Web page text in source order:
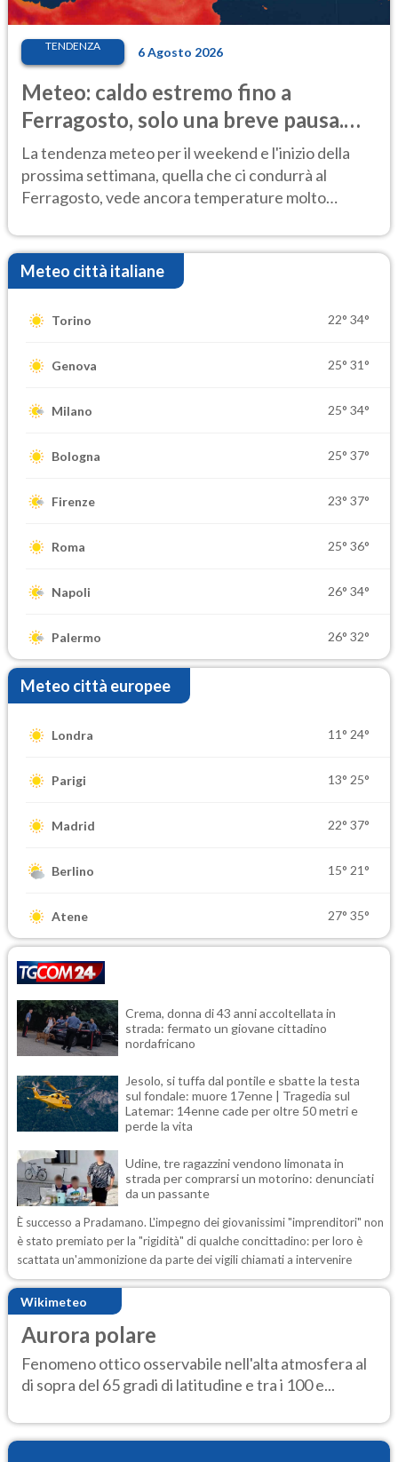
TENDENZA 6 Agosto 2026
Meteo: caldo estremo fino a
Ferragosto, solo una breve pausa.
Ecco dove
La tendenza meteo per il weekend e l'inizio della
prossima settimana, quella che ci condurrà al
Ferragosto, vede ancora temperature molto
Meteo città italiane
Torino 22° 34°
Genova 25° 31°
Milano 25° 34°
Bologna 25° 37°
Firenze 23° 37°
Roma 25° 36°
Napoli 26° 34°
Palermo 26° 32°
Meteo città europee
Londra 11° 24°
Parigi 13° 25°
Madrid 22° 37°
Berlino 15° 21°
Atene 27° 35°
Crema, donna di 43 anni accoltellata in
strada: fermato un giovane cittadino
nordafricano
Jesolo, si tuffa dal pontile e sbatte la testa
sul fondale: muore 17enne | Tragedia sul
Latemar: 14enne cade per oltre 50 metri e
perde la vita
Udine, tre ragazzini vendono limonata in
strada per comprarsi un motorino: denunciati
da un passante
È successo a Pradamano. L'impegno dei giovanissimi "imprenditori" non
è stato premiato per la "rigidità" di qualche concittadino: per loro è
scattata un'ammonizione da parte dei vigili chiamati a intervenire
Wikimeteo
Aurora polare
Fenomeno ottico osservabile nell'alta atmosfera al
di sopra del 65 gradi di latitudine e tra i 100 e...